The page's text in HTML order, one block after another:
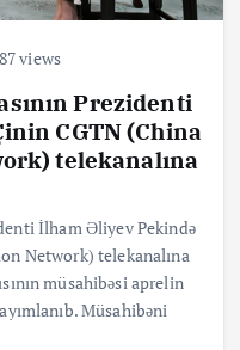
views
Prezidenti
CGTN (China
telekanalına
İlham Əliyev Pekində
Network) telekanalına
müsahibəsi aprelin
Müsahibəni